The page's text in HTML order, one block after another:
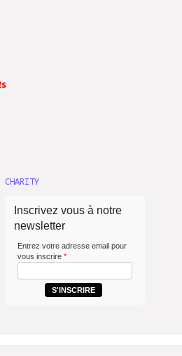
Inscrivez vous à notre
newsletter
Entrez votre adresse email pour
vous inscrire *
S'INSCRIRE